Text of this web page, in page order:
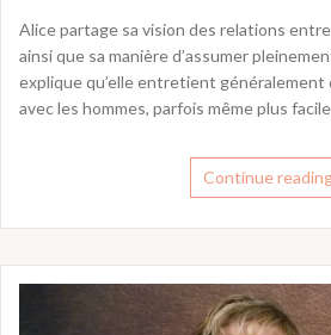
Alice partage sa vision des relations
ainsi que sa manière d’assumer
explique qu’elle entretient
avec les hommes, parfois même plus
Continue